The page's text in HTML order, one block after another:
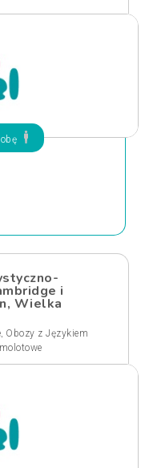
i
Wielka
, Obozy z Językiem